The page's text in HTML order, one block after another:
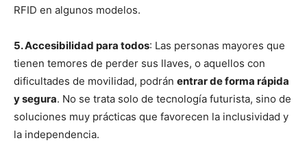
RFID en algunos modelos.
5. Accesibilidad para todos: Las personas mayores que
tienen temores de perder sus llaves, o aquellos con
dificultades de movilidad, podrán entrar de forma rápida
y segura. No se trata solo de tecnología futurista, sino de
soluciones muy prácticas que favorecen la inclusividad y
la independencia.